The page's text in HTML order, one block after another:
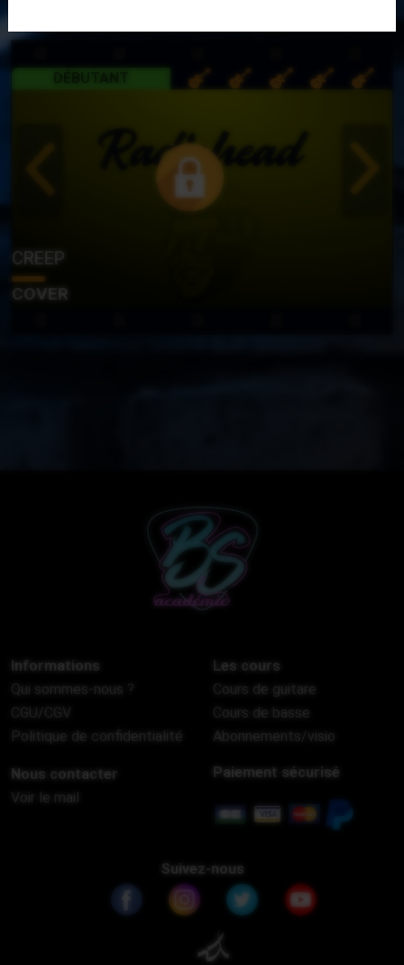
CREEP
COVER
Informations
Qui sommes-nous ?
Politique de confidentialité
Les cours
Cours de guitare
Cours de basse
Abonnements/visio
Nous contacter
Voir le mail
Paiement sécurisé
Suivez-nous